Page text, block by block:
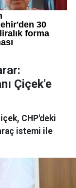
Çiçek'e
CHP'deki
istemi ile